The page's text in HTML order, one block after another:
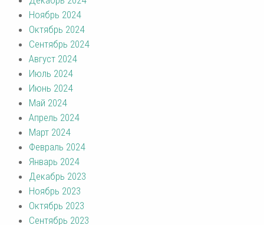
Ноябрь 2024
Октябрь 2024
Сентябрь 2024
Август 2024
Июль 2024
Июнь 2024
Май 2024
Апрель 2024
Март 2024
Февраль 2024
Январь 2024
Декабрь 2023
Ноябрь 2023
Октябрь 2023
Сентябрь 2023